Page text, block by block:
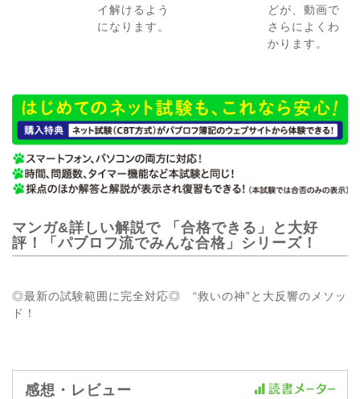
イ解けるよう
になります。
どが、動画で
さらによくわ
かります。
マンガ&詳しい解説で 「合格できる」と大好
評！「パブロフ流でみんな合格」シリーズ！
◎最新の試験範囲に完全対応◎ “救いの神”と大反響のメソッ
ド！
感想・レビュー